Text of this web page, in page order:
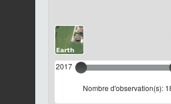
2017
Nombre d'observation(s):